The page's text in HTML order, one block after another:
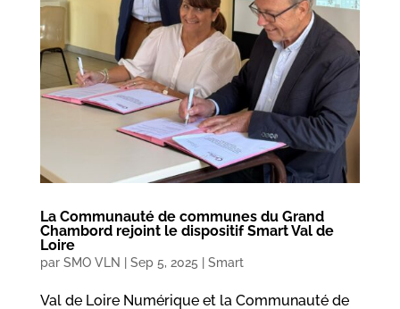
La Communauté de communes du Grand
Chambord rejoint le dispositif Smart Val de
Loire
par SMO VLN Sep 5, 2025 Smart
Val de Loire Numérique et la Communauté de